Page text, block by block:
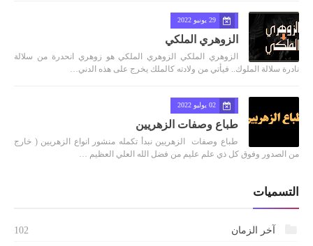
29 يونيو 2022
الزوهري الملكي
الزوهري الملكي الزوهري الملكي هو زوهري انحدرة من سلالة
نادرة سلالة الملوك.. فيأتي من ولادته كالملك يخرج على هذه الدني…
02 يوليو 2022
طباع وصفات الزهريين
طباع وصفات الزهريين نبدأ تكمله منشور انواع الزهريين ( خارج
من الصدور وفوق كل ذي علم عليم من فضل الله العلي العظيم …
التسميات
آخر الزمان 102